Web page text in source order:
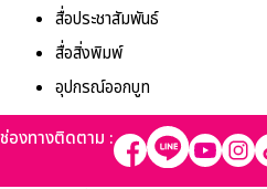
สื่อประชาสัมพันธ์
สื่อสิ่งพิมพ์
อุปกรณ์ออกบูท
Property Types
ช่องทางติดตาม :